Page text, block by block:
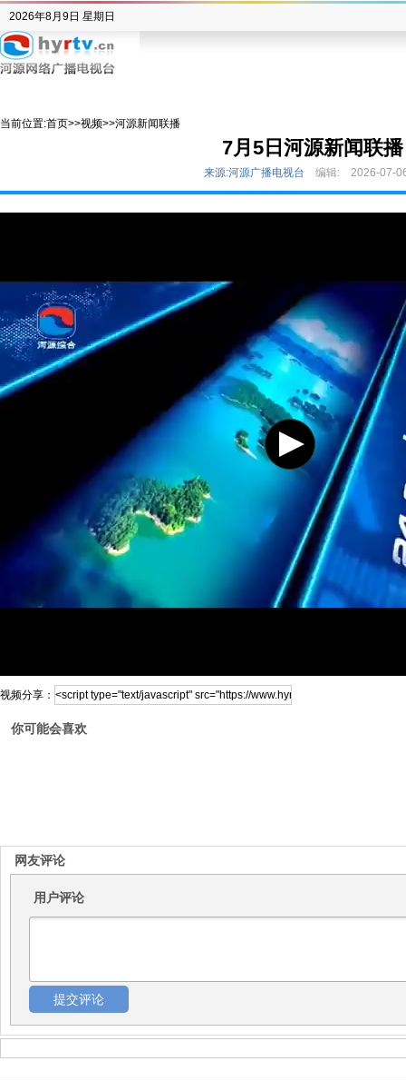
2026年8月9日 星期日
当前位置:首页>>视频>>河源新闻联播
7月5日河源新闻联播
来源:河源广播电视台 编辑: 2026-07-
视频分享：
你可能会喜欢
网友评论
用户评论